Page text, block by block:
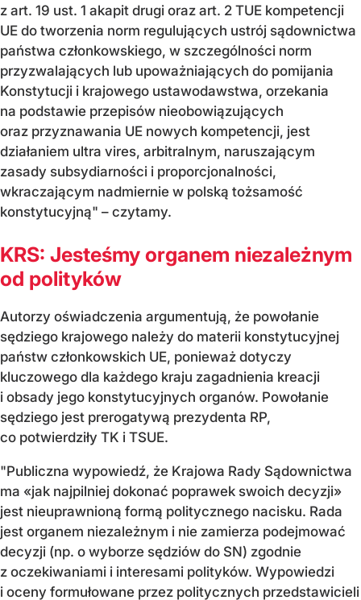
z art. 19 ust. 1 akapit drugi oraz art. 2 TUE kompetencji
UE do tworzenia norm regulujących ustrój sądownictwa
państwa członkowskiego, w szczególności norm
przyzwalających lub upoważniających do pomijania
Konstytucji i krajowego ustawodawstwa, orzekania
na podstawie przepisów nieobowiązujących
oraz przyznawania UE nowych kompetencji, jest
działaniem ultra vires, arbitralnym, naruszającym
zasady subsydiarności i proporcjonalności,
wkraczającym nadmiernie w polską tożsamość
konstytucyjną" – czytamy.
KRS: Jesteśmy organem niezależnym
od polityków
Autorzy oświadczenia argumentują, że powołanie
sędziego krajowego należy do materii konstytucyjnej
państw członkowskich UE, ponieważ dotyczy
kluczowego dla każdego kraju zagadnienia kreacji
i obsady jego konstytucyjnych organów. Powołanie
sędziego jest prerogatywą prezydenta RP,
co potwierdziły TK i TSUE.
"Publiczna wypowiedź, że Krajowa Rady Sądownictwa
ma «jak najpilniej dokonać poprawek swoich decyzji»
jest nieuprawnioną formą politycznego nacisku. Rada
jest organem niezależnym i nie zamierza podejmować
decyzji (np. o wyborze sędziów do SN) zgodnie
z oczekiwaniami i interesami polityków. Wypowiedzi
i oceny formułowane przez politycznych przedstawicieli